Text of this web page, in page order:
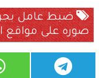
ضبط عامل
صوره على مواقع